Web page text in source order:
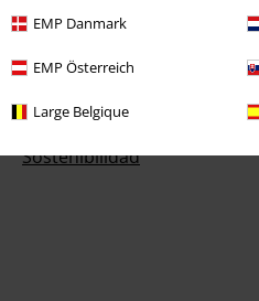
EMP Danmark
EMP Österreich
Large Belgique
Sobre EMP
EMP Eventos
Programa de Afiliados
Sostenibilidad